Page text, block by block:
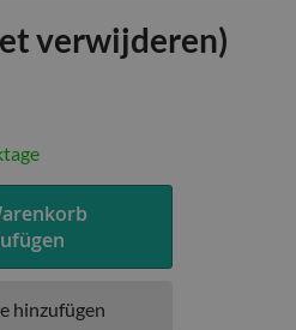
verwijderen)
hinzufügen